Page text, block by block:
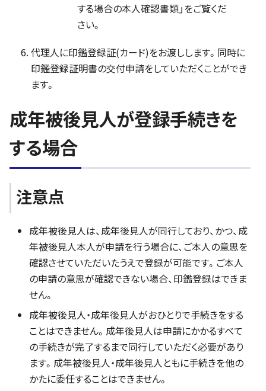
する場合の本人確認書類」をご覧くだ
さい。
代理人に印鑑登録証(カード)をお渡しします。同時に
印鑑登録証明書の交付申請をしていただくことができ
ます。
成年被後見人が登録手続きを
する場合
注意点
成年被後見人は、成年後見人が同行しており、かつ、成
年被後見人本人が申請を行う場合に、ご本人の意思を
確認させていただいたうえで登録が可能です。ご本人
の申請の意思が確認できない場合、印鑑登録はできま
せん。
成年被後見人・成年後見人がおひとりで手続きをする
ことはできません。成年後見人は申請にかかるすべて
の手続きが完了するまで同行していただく必要があり
ます。成年被後見人・成年後見人ともに手続きを他の
かたに委任することはできません。